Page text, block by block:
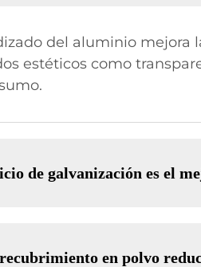
del aluminio mejora
estéticos como
de galvanización es el
recubrimiento en polvo